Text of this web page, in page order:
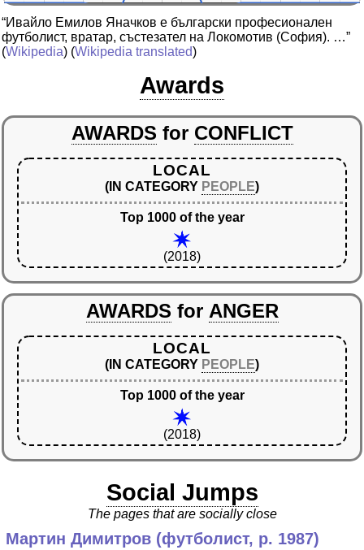
“Ивайло Емилов Яначков е български професионален
футболист, вратар, състезател на Локомотив (София). …”
(Wikipedia) (Wikipedia translated)
Awards
AWARDS for CONFLICT
LOCAL
(IN CATEGORY PEOPLE)
Top 1000 of the year
(2018)
AWARDS for ANGER
LOCAL
(IN CATEGORY PEOPLE)
Top 1000 of the year
(2018)
Social Jumps
The pages that are socially close
Мартин Димитров (футболист, р. 1987)